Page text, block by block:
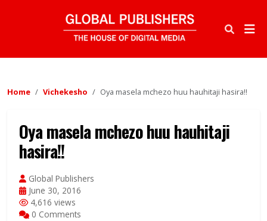
Home Vichekesho Oya masela mchezo huu hauhitaji hasira!!
Oya masela mchezo huu hauhitaji
hasira!!
Global Publishers
June 30, 2016
4,616 views
0 Comments